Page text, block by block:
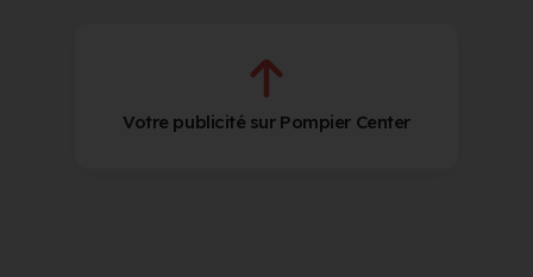
Votre publicité sur Pompier Center